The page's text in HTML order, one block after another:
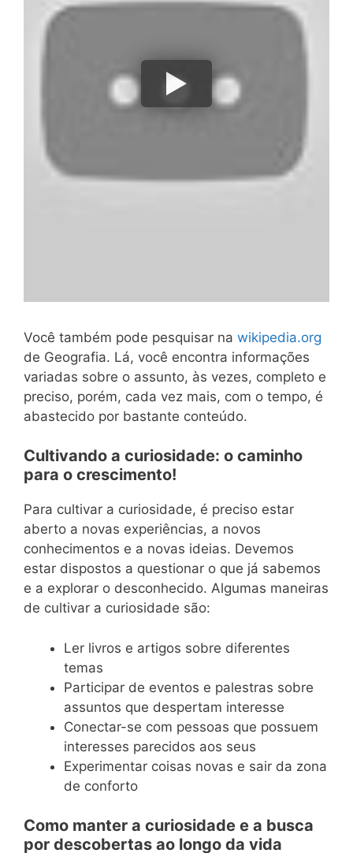
Você também pode pesquisar na wikipedia.org
de Geografia. Lá, você encontra informações
variadas sobre o assunto, às vezes, completo e
preciso, porém, cada vez mais, com o tempo, é
abastecido por bastante conteúdo.
Cultivando a curiosidade: o caminho
para o crescimento!
Para cultivar a curiosidade, é preciso estar
aberto a novas experiências, a novos
conhecimentos e a novas ideias. Devemos
estar dispostos a questionar o que já sabemos
e a explorar o desconhecido. Algumas maneiras
de cultivar a curiosidade são:
Ler livros e artigos sobre diferentes
temas
Participar de eventos e palestras sobre
assuntos que despertam interesse
Conectar-se com pessoas que possuem
interesses parecidos aos seus
Experimentar coisas novas e sair da zona
de conforto
Como manter a curiosidade e a busca
por descobertas ao longo da vida